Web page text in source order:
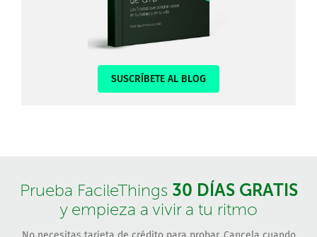
SUSCRÍBETE AL BLOG
Prueba FacileThings 30 DÍAS GRATIS
y empieza a vivir a tu ritmo